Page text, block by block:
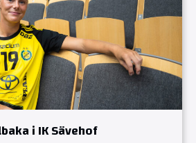
i IK Sävehof